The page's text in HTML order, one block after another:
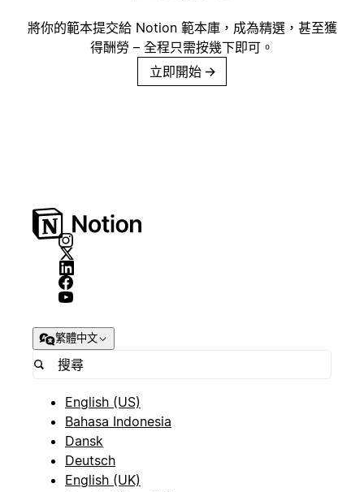
將你的範本提交給 Notion 範本庫，成為精選，甚至獲
得酬勞 – 全程只需按幾下即可。
立即開始 →
繁體中文
English (US)
Bahasa Indonesia
Dansk
Deutsch
English (UK)